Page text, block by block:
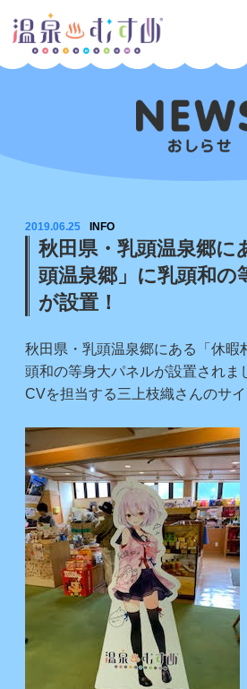
Official
Account
2019.06.25 INFO
秋田県・乳頭温泉郷に
頭温泉郷」に乳頭和の
が設置！
秋田県・乳頭温泉郷にある「休暇
頭和の等身大パネルが設置されま
CVを担当する三上枝織さんのサイ